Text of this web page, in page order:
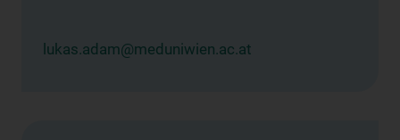
lukas.adam@meduniwien.ac.at